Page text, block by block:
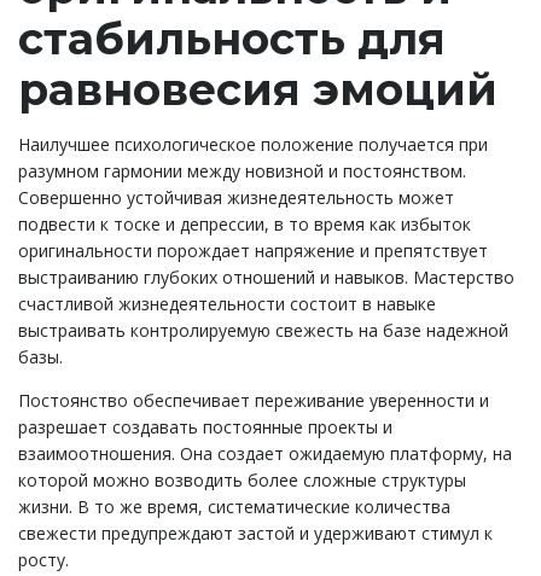
стабильность для
равновесия эмоций
Наилучшее психологическое положение получается при
разумном гармонии между новизной и постоянством.
Совершенно устойчивая жизнедеятельность может
подвести к тоске и депрессии, в то время как избыток
оригинальности порождает напряжение и препятствует
выстраиванию глубоких отношений и навыков. Мастерство
счастливой жизнедеятельности состоит в навыке
выстраивать контролируемую свежесть на базе надежной
базы.
Постоянство обеспечивает переживание уверенности и
разрешает создавать постоянные проекты и
взаимоотношения. Она создает ожидаемую платформу, на
которой можно возводить более сложные структуры
жизни. В то же время, систематические количества
свежести предупреждают застой и удерживают стимул к
росту.